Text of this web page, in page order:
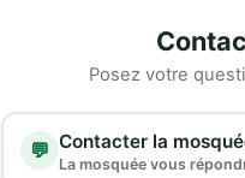
Posez votre
Type de demande
💬 Contacter la
La mosquée vous